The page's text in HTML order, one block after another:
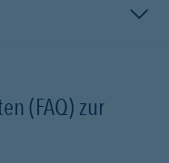
(FAQ) zur